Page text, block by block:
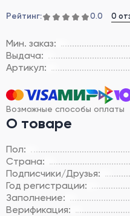
Рейтинг: 0.0 0
Мин. заказ:
Выдача:
Артикул:
Возможные способы оплаты
О товаре
Пол:
Страна:
Подписчики/Друзья:
Год регистрации:
Заполнение:
Верификация: